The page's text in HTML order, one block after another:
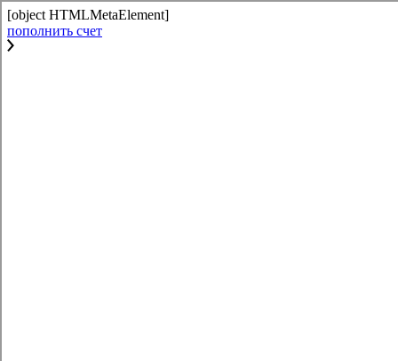
[object HTMLMetaElement]
пополнить счет